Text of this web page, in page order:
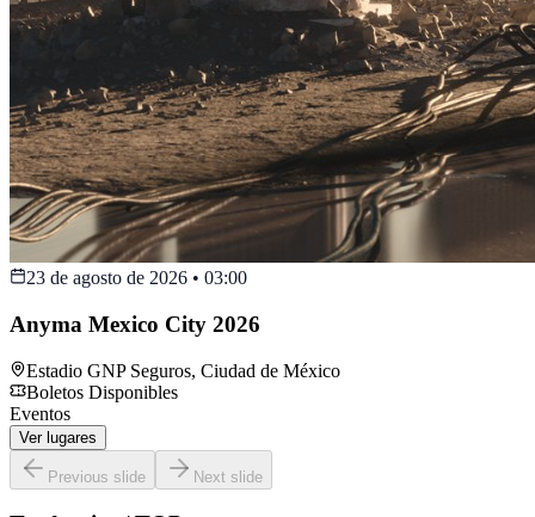
23 de agosto de 2026 • 03:00
Anyma Mexico City 2026
Estadio GNP Seguros, Ciudad de México
Boletos Disponibles
Eventos
Ver lugares
Previous slide Next slide